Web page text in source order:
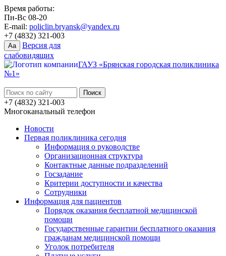
Время работы:
Пн-Вс 08-20
E-mail: policlin.bryansk@yandex.ru
+7 (4832) 321-003
Aa
Версия для
слабовидящих
ГАУЗ «Брянская городская поликлиника
№1»
+7 (4832) 321-003
Многоканальный телефон
Новости
Первая поликлиника сегодня
Информация о руководстве
Организационная структура
Контактные данные подразделений
Госзадание
Критерии доступности и качества
Сотрудники
Информация для пациентов
Порядок оказания бесплатной медицинской
помощи
Государственные гарантии бесплатного оказания
гражданам медицинской помощи
Уголок потребителя